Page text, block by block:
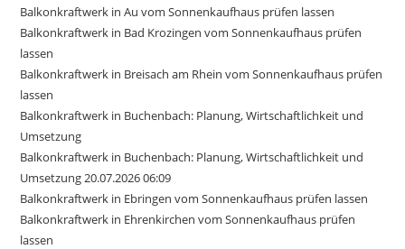
Balkonkraftwerk in Au vom Sonnenkaufhaus prüfen lassen
Balkonkraftwerk in Bad Krozingen vom Sonnenkaufhaus prüfen
lassen
Balkonkraftwerk in Breisach am Rhein vom Sonnenkaufhaus prüfen
lassen
Balkonkraftwerk in Buchenbach: Planung, Wirtschaftlichkeit und
Umsetzung
Balkonkraftwerk in Buchenbach: Planung, Wirtschaftlichkeit und
Umsetzung 20.07.2026 06:09
Balkonkraftwerk in Ebringen vom Sonnenkaufhaus prüfen lassen
Balkonkraftwerk in Ehrenkirchen vom Sonnenkaufhaus prüfen
lassen